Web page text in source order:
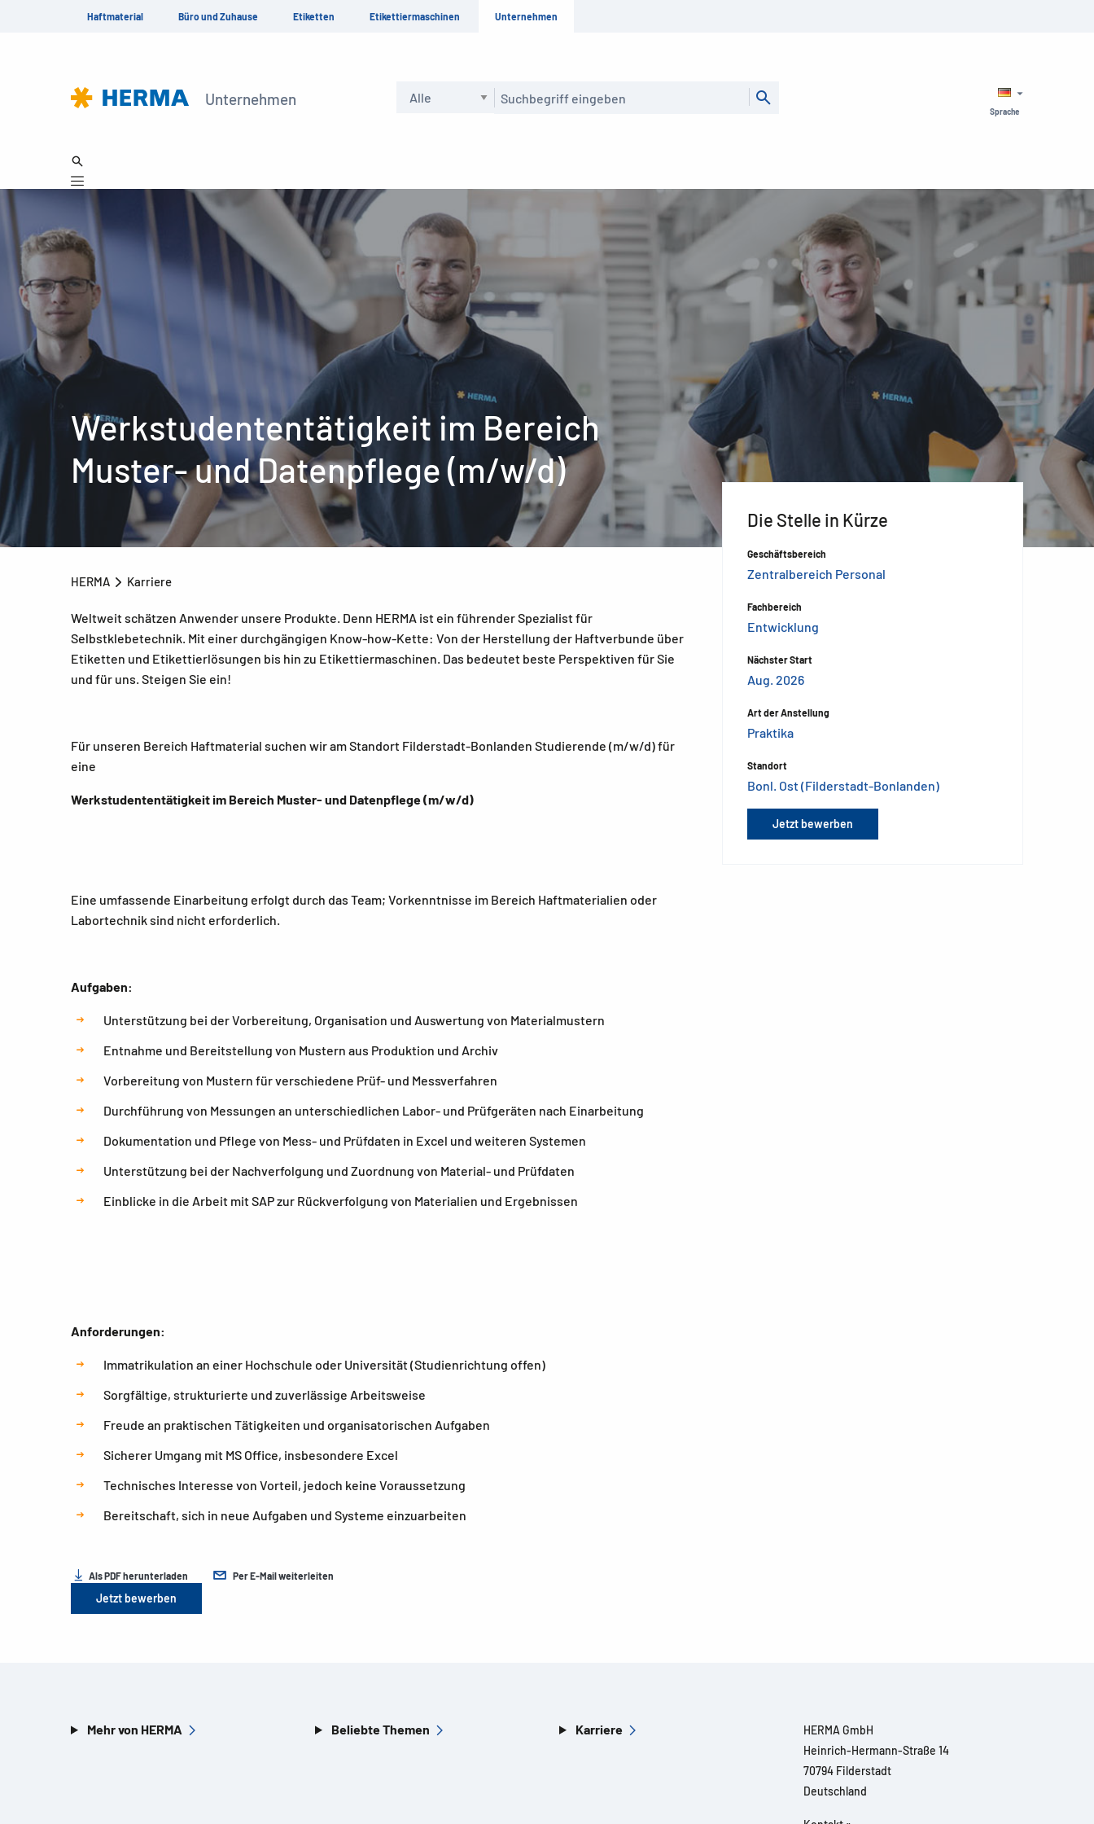
Haftmaterial Büro und Zuhause Etiketten Etikettiermaschinen Unternehmen
Unternehmen Suche
Sprache
Werkstudententätigkeit im Bereich
Muster- und Datenpflege (m/w/d)
HERMA Karriere
Weltweit schätzen Anwender unsere Produkte. Denn HERMA ist ein führender Spezialist für
Selbstklebetechnik. Mit einer durchgängigen Know-how-Kette: Von der Herstellung der Haftverbunde über
Etiketten und Etikettierlösungen bis hin zu Etikettiermaschinen. Das bedeutet beste Perspektiven für Sie
und für uns. Steigen Sie ein!
Für unseren Bereich Haftmaterial suchen wir am Standort Filderstadt-Bonlanden Studierende (m/w/d) für
eine
Werkstudententätigkeit im Bereich Muster- und Datenpflege (m/w/d)
Eine umfassende Einarbeitung erfolgt durch das Team; Vorkenntnisse im Bereich Haftmaterialien oder
Labortechnik sind nicht erforderlich.
Aufgaben:
Unterstützung bei der Vorbereitung, Organisation und Auswertung von Materialmustern
Entnahme und Bereitstellung von Mustern aus Produktion und Archiv
Vorbereitung von Mustern für verschiedene Prüf- und Messverfahren
Durchführung von Messungen an unterschiedlichen Labor- und Prüfgeräten nach Einarbeitung
Dokumentation und Pflege von Mess- und Prüfdaten in Excel und weiteren Systemen
Unterstützung bei der Nachverfolgung und Zuordnung von Material- und Prüfdaten
Einblicke in die Arbeit mit SAP zur Rückverfolgung von Materialien und Ergebnissen
Anforderungen:
Immatrikulation an einer Hochschule oder Universität (Studienrichtung offen)
Sorgfältige, strukturierte und zuverlässige Arbeitsweise
Freude an praktischen Tätigkeiten und organisatorischen Aufgaben
Sicherer Umgang mit MS Office, insbesondere Excel
Technisches Interesse von Vorteil, jedoch keine Voraussetzung
Bereitschaft, sich in neue Aufgaben und Systeme einzuarbeiten
Jetzt bewerben
Als PDF herunterladen Per E-Mail weiterleiten
Die Stelle in Kürze
Geschäftsbereich
Zentralbereich Personal
Fachbereich
Entwicklung
Nächster Start
Aug. 2026
Art der Anstellung
Praktika
Standort
Bonl. Ost (Filderstadt-Bonlanden)
Jetzt bewerben
Mehr von HERMA Beliebte Themen Karriere
HERMA GmbH
Heinrich-Hermann-Straße 14
70794 Filderstadt
Deutschland